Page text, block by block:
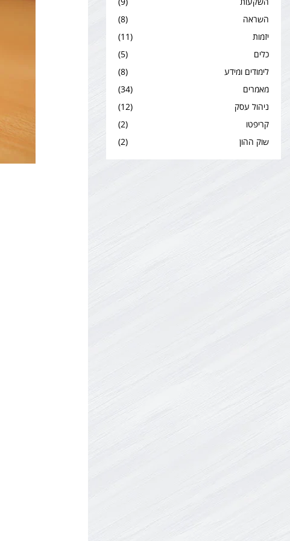
השראה
(8)
יזמות
(11)
כלים
(5)
לימודים ומידע
(8)
מאמרים
(34)
ניהול עסק
(12)
קריפטו
(2)
שוק ההון
(2)